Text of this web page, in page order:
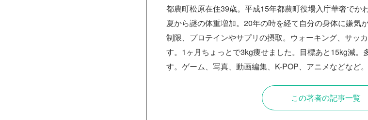
都農町松原在住39歳。平成15年都農町役場入庁華奢でか
夏から謎の体重増加。20年の時を経て自分の身体に嫌気
制限、プロテインやサプリの摂取。ウォーキング、サッ
す。1ヶ月ちょっとで3kg痩せました。目標あと15kg減。
す。ゲーム、写真、動画編集、K-POP、アニメなどなど。
この著者の記事一覧